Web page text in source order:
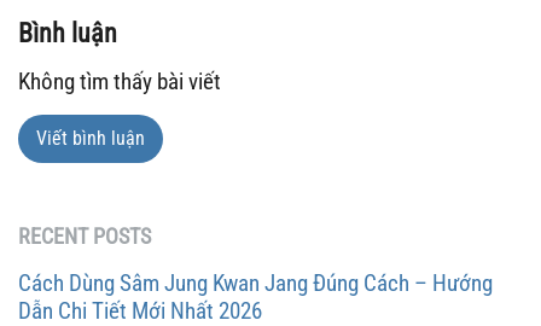
Bình luận
Không tìm thấy bài viết
Viết bình luận
RECENT POSTS
Cách Dùng Sâm Jung Kwan Jang Đúng Cách – Hướng
Dẫn Chi Tiết Mới Nhất 2026